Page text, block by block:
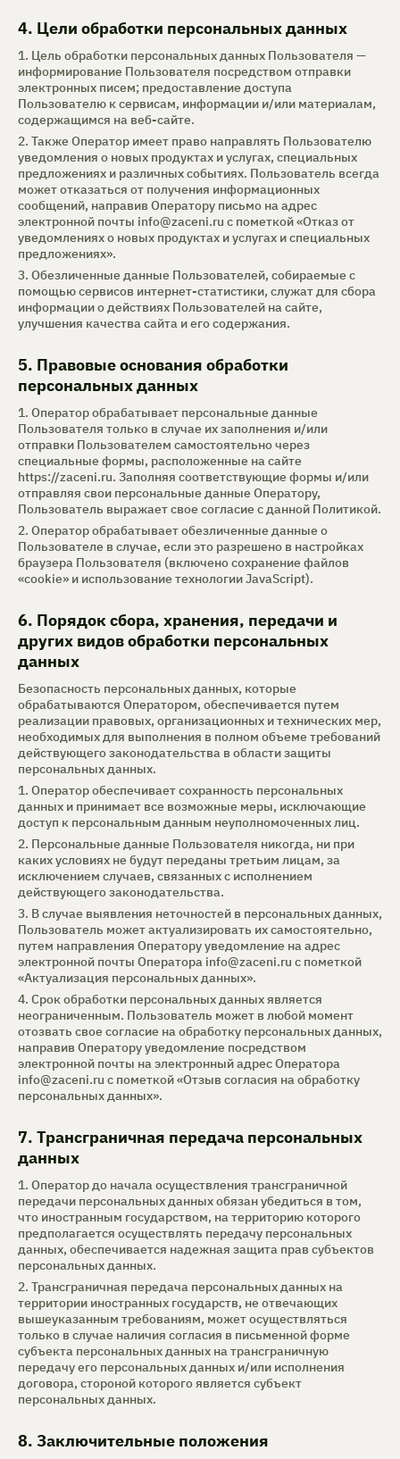
4. Цели обработки персональных данных
1. Цель обработки персональных данных Пользователя —
информирование Пользователя посредством отправки
электронных писем; предоставление доступа
Пользователю к сервисам, информации и/или материалам,
содержащимся на веб-сайте.
2. Также Оператор имеет право направлять Пользователю
уведомления о новых продуктах и услугах, специальных
предложениях и различных событиях. Пользователь всегда
может отказаться от получения информационных
сообщений, направив Оператору письмо на адрес
электронной почты info@zaceni.ru с пометкой «Отказ от
уведомлениях о новых продуктах и услугах и специальных
предложениях».
3. Обезличенные данные Пользователей, собираемые с
помощью сервисов интернет-статистики, служат для сбора
информации о действиях Пользователей на сайте,
улучшения качества сайта и его содержания.
5. Правовые основания обработки
персональных данных
1. Оператор обрабатывает персональные данные
Пользователя только в случае их заполнения и/или
отправки Пользователем самостоятельно через
специальные формы, расположенные на сайте
https://zaceni.ru. Заполняя соответствующие формы и/или
отправляя свои персональные данные Оператору,
Пользователь выражает свое согласие с данной Политикой.
2. Оператор обрабатывает обезличенные данные о
Пользователе в случае, если это разрешено в настройках
браузера Пользователя (включено сохранение файлов
«cookie» и использование технологии JavaScript).
6. Порядок сбора, хранения, передачи и
других видов обработки персональных
данных
Безопасность персональных данных, которые
обрабатываются Оператором, обеспечивается путем
реализации правовых, организационных и технических мер,
необходимых для выполнения в полном объеме требований
действующего законодательства в области защиты
персональных данных.
1. Оператор обеспечивает сохранность персональных
данных и принимает все возможные меры, исключающие
доступ к персональным данным неуполномоченных лиц.
2. Персональные данные Пользователя никогда, ни при
каких условиях не будут переданы третьим лицам, за
исключением случаев, связанных с исполнением
действующего законодательства.
3. В случае выявления неточностей в персональных данных,
Пользователь может актуализировать их самостоятельно,
путем направления Оператору уведомление на адрес
электронной почты Оператора info@zaceni.ru с пометкой
«Актуализация персональных данных».
4. Срок обработки персональных данных является
неограниченным. Пользователь может в любой момент
отозвать свое согласие на обработку персональных данных,
направив Оператору уведомление посредством
электронной почты на электронный адрес Оператора
info@zaceni.ru с пометкой «Отзыв согласия на обработку
персональных данных».
7. Трансграничная передача персональных
данных
1. Оператор до начала осуществления трансграничной
передачи персональных данных обязан убедиться в том,
что иностранным государством, на территорию которого
предполагается осуществлять передачу персональных
данных, обеспечивается надежная защита прав субъектов
персональных данных.
2. Трансграничная передача персональных данных на
территории иностранных государств, не отвечающих
вышеуказанным требованиям, может осуществляться
только в случае наличия согласия в письменной форме
субъекта персональных данных на трансграничную
передачу его персональных данных и/или исполнения
договора, стороной которого является субъект
персональных данных.
8. Заключительные положения